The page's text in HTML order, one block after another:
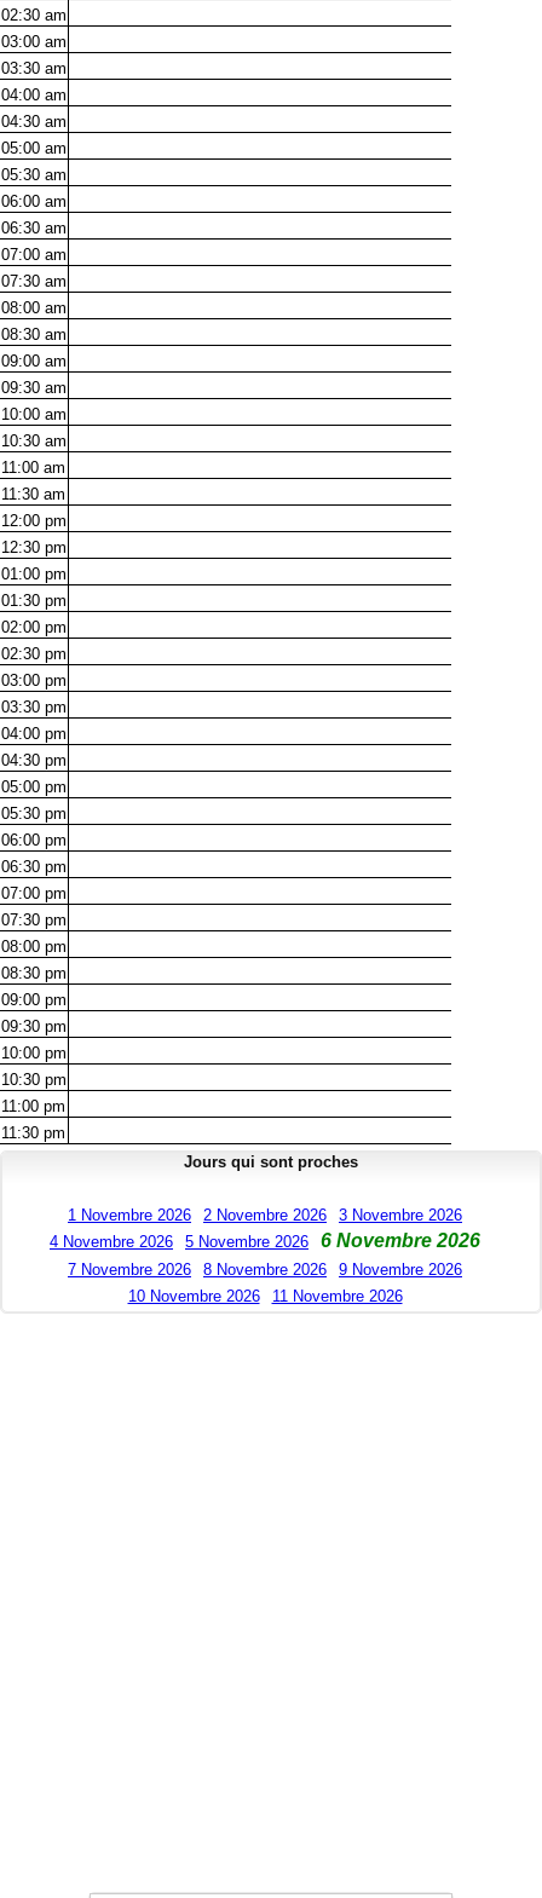
02:30 am
03:00 am
03:30 am
04:00 am
04:30 am
05:00 am
05:30 am
06:00 am
06:30 am
07:00 am
07:30 am
08:00 am
08:30 am
09:00 am
09:30 am
10:00 am
10:30 am
11:00 am
11:30 am
12:00 pm
12:30 pm
01:00 pm
01:30 pm
02:00 pm
02:30 pm
03:00 pm
03:30 pm
04:00 pm
04:30 pm
05:00 pm
05:30 pm
06:00 pm
06:30 pm
07:00 pm
07:30 pm
08:00 pm
08:30 pm
09:00 pm
09:30 pm
10:00 pm
10:30 pm
11:00 pm
11:30 pm
Jours qui sont proches
1 Novembre 2026 2 Novembre 2026
3 Novembre 2026
4 Novembre 2026
5 Novembre 2026 6 Novembre 2026
7 Novembre 2026 8 Novembre 2026
9 Novembre 2026
10 Novembre 2026
11 Novembre 2026